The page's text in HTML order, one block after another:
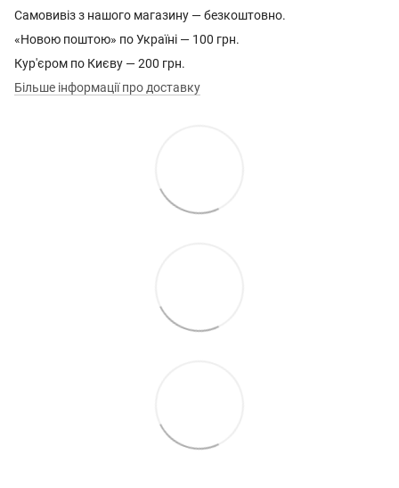
Самовивіз з нашого магазину — безкоштовно.
«Новою поштою» по Україні — 100 грн.
Кур'єром по Києву — 200 грн.
Більше інформації про доставку